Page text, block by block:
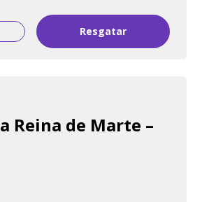
Resgatar
Reina de Marte –